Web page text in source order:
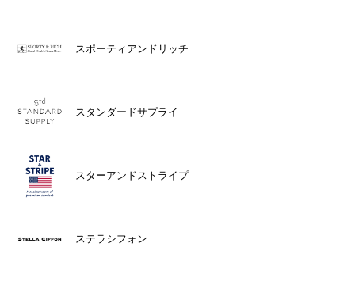
スポーティアンドリッチ
スタンダードサプライ
スターアンドストライプ
ステラシフォン